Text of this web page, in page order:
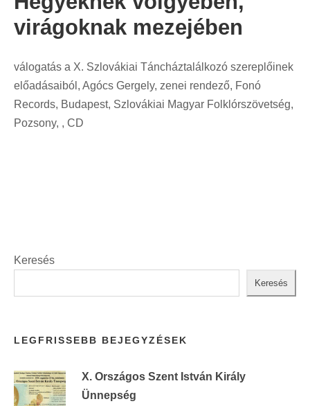
virágoknak mezejében
válogatás a X. Szlovákiai Táncháztalálkozó szereplőinek
előadásaiból, Agócs Gergely, zenei rendező, Fonó
Records, Budapest, Szlovákiai Magyar Folklórszövetség,
Pozsony, , CD
Keresés
Keresés
LEGFRISSEBB BEJEGYZÉSEK
X. Országos Szent István Király
Ünnepség